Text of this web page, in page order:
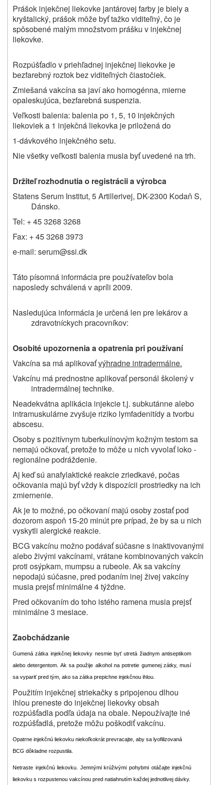
Prášok injekčnej liekovke jantárovej farby je biely a
kryštalický, prášok môže byť tažko viditeľný, čo je
spôsobené malým množstvom prášku v injekčnej
liekovke.
Rozpúšťadlo v priehľadnej injekčnej liekovke je
bezfarebný roztok bez viditeľných čiastočiek.
Zmiešaná vakcína sa javí ako homogénna, mierne
opaleskujúca, bezfarebná suspenzia.
Veľkosti balenia: balenia po 1, 5, 10 injekčných
liekoviek a 1 injekčná liekovka je priložená do
1-dávkového injekčného setu.
Nie všetky veľkosti balenia musia byť uvedené na trh.
Držiteľ rozhodnutia o registrácii a výrobca
Statens Serum Institut, 5 Artillerivej, DK-2300 Kodaň S,
Dánsko.
Tel: + 45 3268 3268
Fax: + 45 3268 3973
e-mail: serum@ssi.dk
Táto písomná informácia pre používateľov bola
naposledy schválená v apríli 2009.
Nasledujúca informácia je určená len pre lekárov a
zdravotníckych pracovníkov:
Osobité upozornenia a opatrenia pri používaní
Vakcína sa má aplikovaťvýhradne intradermálne.
Vakcínu má prednostne aplikovať personál školený v
intradermálnej technike.
Neadekvátna aplikácia injekcie t.j. subkutánne alebo
intramuskulárne zvyšuje riziko lymfadenitídy a tvorbu
abscesu.
Osoby s pozitívnym tuberkulínovým kožným testom sa
nemajú očkovať, pretože to môže u nich vyvolať loko -
regionálne podráždenie.
Aj keď sú anafylaktické reakcie zriedkavé, počas
očkovania majú byť vždy k dispozícii prostriedky na ich
zmiernenie.
Ak je to možné, po očkovaní majú osoby zostať pod
dozorom aspoň 15-20 minút pre prípad, že by sa u nich
vyskytli alergické reakcie.
BCG vakcínu možno podávať súčasne s inaktivovanými
alebo živými vakcínami, vrátane kombinovaných vakcín
proti osýpkam, mumpsu a rubeole. Ak sa vakcíny
nepodajú súčasne, pred podaním inej živej vakcíny
musia prejsť minimálne 4 týždne.
Pred očkovaním do toho istého ramena musia prejsť
minimálne 3 mesiace.
Zaobchádzanie
Gumená zátka injekčnej liekovky nesmie byť utretá žiadnym antiseptikom
alebo detergentom. Ak sa použije alkohol na potretie gumenej zátky, musí
sa vypariť pred tým, ako sa zátka prepichne injekčnou ihlou.
Použitím injekčnej striekačky s pripojenou dlhou
ihlou preneste do injekčnej liekovky obsah
rozpúšťadla podľa údaja na obale. Nepoužívajte iné
rozpúšťadlá, pretože môžu poškodiť vakcínu.
Opatrne injekčnú liekovku niekoľkokrát prevracajte, aby sa lyofilizovaná
BCG dôkladne rozpustila.
Netraste injekčnú liekovku. Jemnými krúživými pohybmi otáčajte injekčnú
liekovku s rozpustenou vakcínou pred natiahnutím každej jednotlivej dávky.